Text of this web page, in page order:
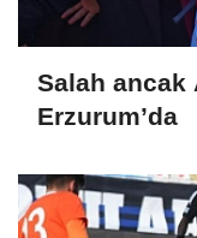
Salah ancak
Erzurum’da